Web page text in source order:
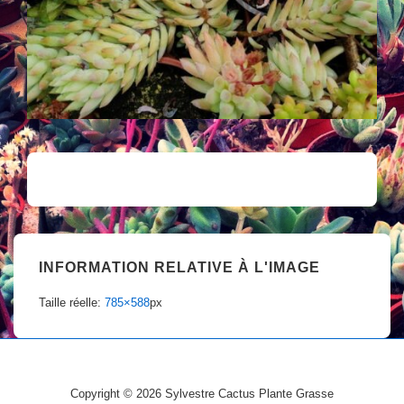
INFORMATION RELATIVE À L'IMAGE
Taille réelle: 785×588px
Copyright © 2026 Sylvestre Cactus Plante Grasse